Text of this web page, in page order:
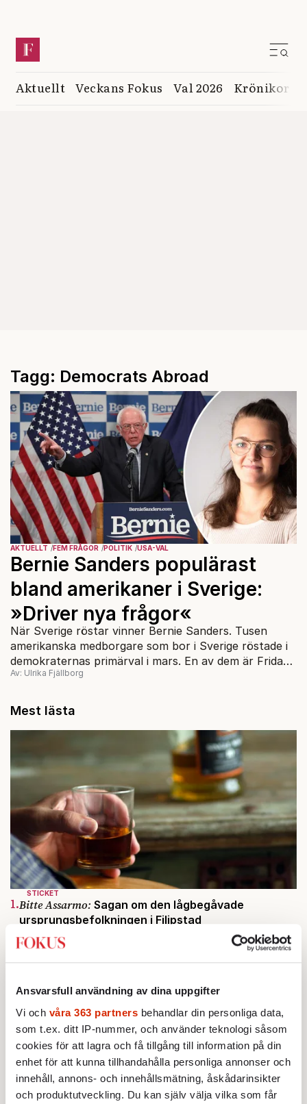
Ansvarsfull användning av dina uppgifter
Vi och våra 363 partners behandlar din personliga data,
som t.ex. ditt IP-nummer, och använder teknologi såsom
cookies för att lagra och få tillgång till information på din
enhet för att kunna tillhandahålla personliga annonser och
innehåll, annons- och innehållsmätning, åskådarinsikter
och produktutveckling. Du kan själv välja vilka som får
Aktuellt Veckans Fokus Val 2026 Krönikor
Tagg: Democrats Abroad
AKTUELLT FEM FRÅGOR POLITIK USA-VAL
Bernie Sanders populärast
bland amerikaner i Sverige:
»Driver nya frågor«
När Sverige röstar vinner Bernie Sanders. Tusen
amerikanska medborgare som bor i Sverige röstade i
demokraternas primärval i mars. En av dem är Frida
Carlvik, 23, i Göteborg.
Av: Ulrika Fjällborg
Mest lästa
STICKET
1.Bitte Assarmo: Sagan om den lågbegåvade
ursprungsbefolkningen i Filipstad
2.Sakine Madon:
Efter islamistdådet oroar sig
Av: Bengt Jangfeldt
4.Johan Hakelius:DN-rubriken visar vad som sägs
mellan raderna
STICKET
5. Johan Romin: Varför ställs aldrig dessa frågor?
STICKET
6.Dan Korn:Quisling, quislingar och sten i glashus